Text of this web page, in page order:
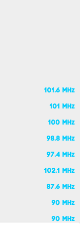
101.6 MHz
101 MHz
100 MHz
98.8 MHz
97.4 MHz
102.1 MHz
87.6 MHz
90 MHz
90 MHz